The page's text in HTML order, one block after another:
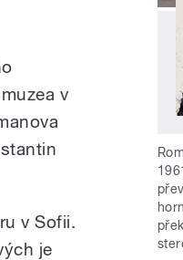
v
v Sofii.
je